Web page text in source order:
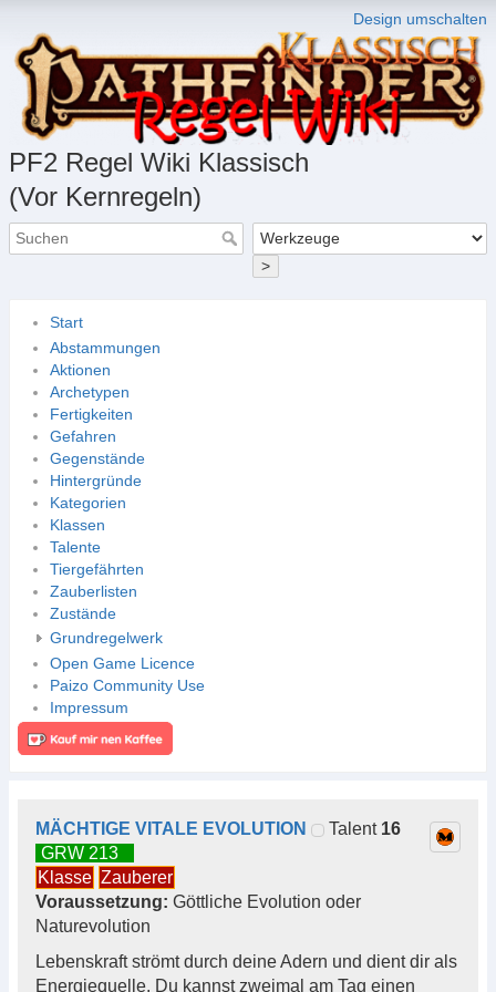
Design umschalten
PF2 Regel Wiki Klassisch
(Vor Kernregeln)
>
Start
Abstammungen
Aktionen
Archetypen
Fertigkeiten
Gefahren
Gegenstände
Hintergründe
Kategorien
Klassen
Talente
Tiergefährten
Zauberlisten
Zustände
Grundregelwerk
Open Game Licence
Paizo Community Use
Impressum
MÄCHTIGE VITALE EVOLUTION Talent 16
GRW 213
Klasse Zauberer
Voraussetzung: Göttliche Evolution oder
Naturevolution
Lebenskraft strömt durch deine Adern und dient dir als
Energiequelle. Du kannst zweimal am Tag einen